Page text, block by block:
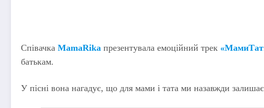
Співачка MamaRika презентувала емоційний трек
батькам.
У пісні вона нагадує, що для мами і тата ми назавжди